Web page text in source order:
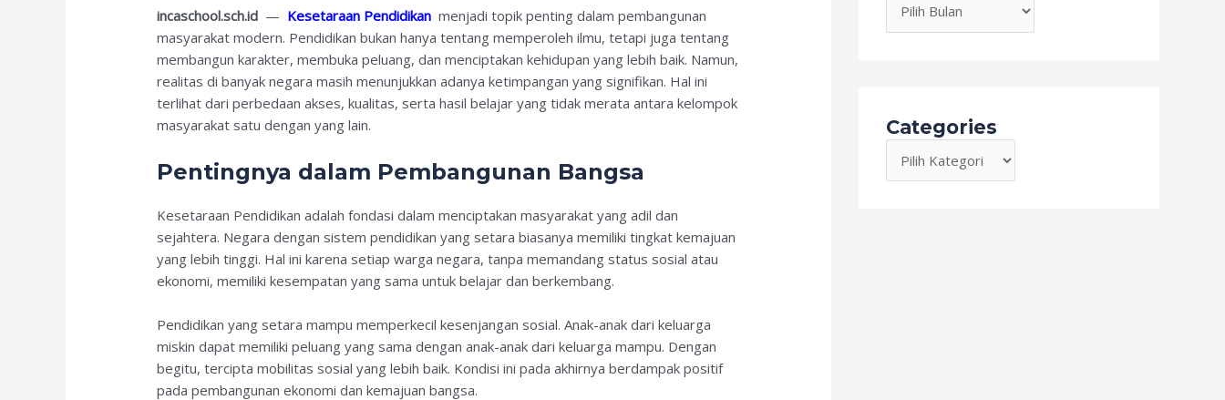
incaschool.sch.id — Kesetaraan Pendidikan menjadi topik penting dalam pembangunan
masyarakat modern. Pendidikan bukan hanya tentang memperoleh ilmu, tetapi juga tentang
membangun karakter, membuka peluang, dan menciptakan kehidupan yang lebih baik. Namun,
realitas di banyak negara masih menunjukkan adanya ketimpangan yang signifikan. Hal ini
terlihat dari perbedaan akses, kualitas, serta hasil belajar yang tidak merata antara kelompok
masyarakat satu dengan yang lain.
Pentingnya dalam Pembangunan Bangsa
Kesetaraan Pendidikan adalah fondasi dalam menciptakan masyarakat yang adil dan
sejahtera. Negara dengan sistem pendidikan yang setara biasanya memiliki tingkat kemajuan
yang lebih tinggi. Hal ini karena setiap warga negara, tanpa memandang status sosial atau
ekonomi, memiliki kesempatan yang sama untuk belajar dan berkembang.
Pendidikan yang setara mampu memperkecil kesenjangan sosial. Anak-anak dari keluarga
miskin dapat memiliki peluang yang sama dengan anak-anak dari keluarga mampu. Dengan
begitu, tercipta mobilitas sosial yang lebih baik. Kondisi ini pada akhirnya berdampak positif
pada pembangunan ekonomi dan kemajuan bangsa.
Categories